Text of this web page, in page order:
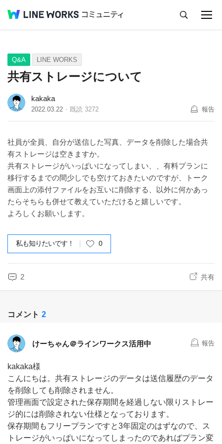
Q&A Tips Ideas
Q&A LINE WORKS
共有ストレージについて
kakaka
2022.03.22 既読 3272 報告
社員が全員、自分が送信した写真、データを削除した場合共
有ストレージは空きますか。
共有ストレージがいっぱいになってしまい、、有料プランに
移行するまでの間少しでも空けておきたいのですが、トーク
画面上の添付ファイルをお互いに削除する、以外に何かあっ
たらそちらも併せて教えていただけると嬉しいです。
よろしくお願いします。
私も知りたいです！ 0
2 共有
コメント 2
けーちゃん＠ラインワークス活用中 報告
kakaka様
こんにちは。共有ストレージのデータは送信履歴のデータ
を削除しても削除されません。
管理画面で設定された保存期間を経過しない限りストレー
ジ的には削除されない仕様となっております。
保存期間もフリープランですと3年固定のはずなので、ス
トレージがいっぱいになってしまったのであればプラン変